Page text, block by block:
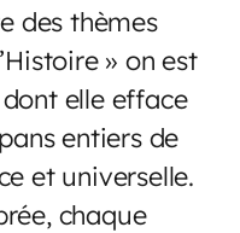
des thèmes
» on est
elle efface
entiers de
et universelle.
chaque